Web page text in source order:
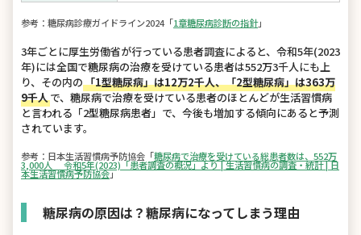
参考：糖尿病診療ガイドライン2024「1章糖尿病診断の指針」
3年ごとに厚生労働省が行っている患者調査によると、令和5年(2023
年)には全国で糖尿病の治療を受けている患者は552万3千人にも上
り、その内の「1型糖尿病」は12万2千人、「2型糖尿病」は363万
9千人で、糖尿病で治療を受けている患者のほとんどが生活習慣病
と言われる「2型糖尿病患者」で、今後も増加する傾向にあると予測
されています。
参考：日本生活習慣病予防協会「糖尿病で治療を受けている総患者数は、552万
3,000人 令和5年(2023)「患者調査の概況」より | 生活習慣病の調査・統計 | 日
本生活習慣病予防協会」
糖尿病の原因は？糖尿病になってしまう理由